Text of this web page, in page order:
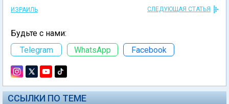
ИЗРАИЛЬ СЛЕДУЮЩАЯ СТАТЬЯ
Будьте с нами:
Telegram
WhatsApp Facebook
ССЫЛКИ ПО ТЕМЕ